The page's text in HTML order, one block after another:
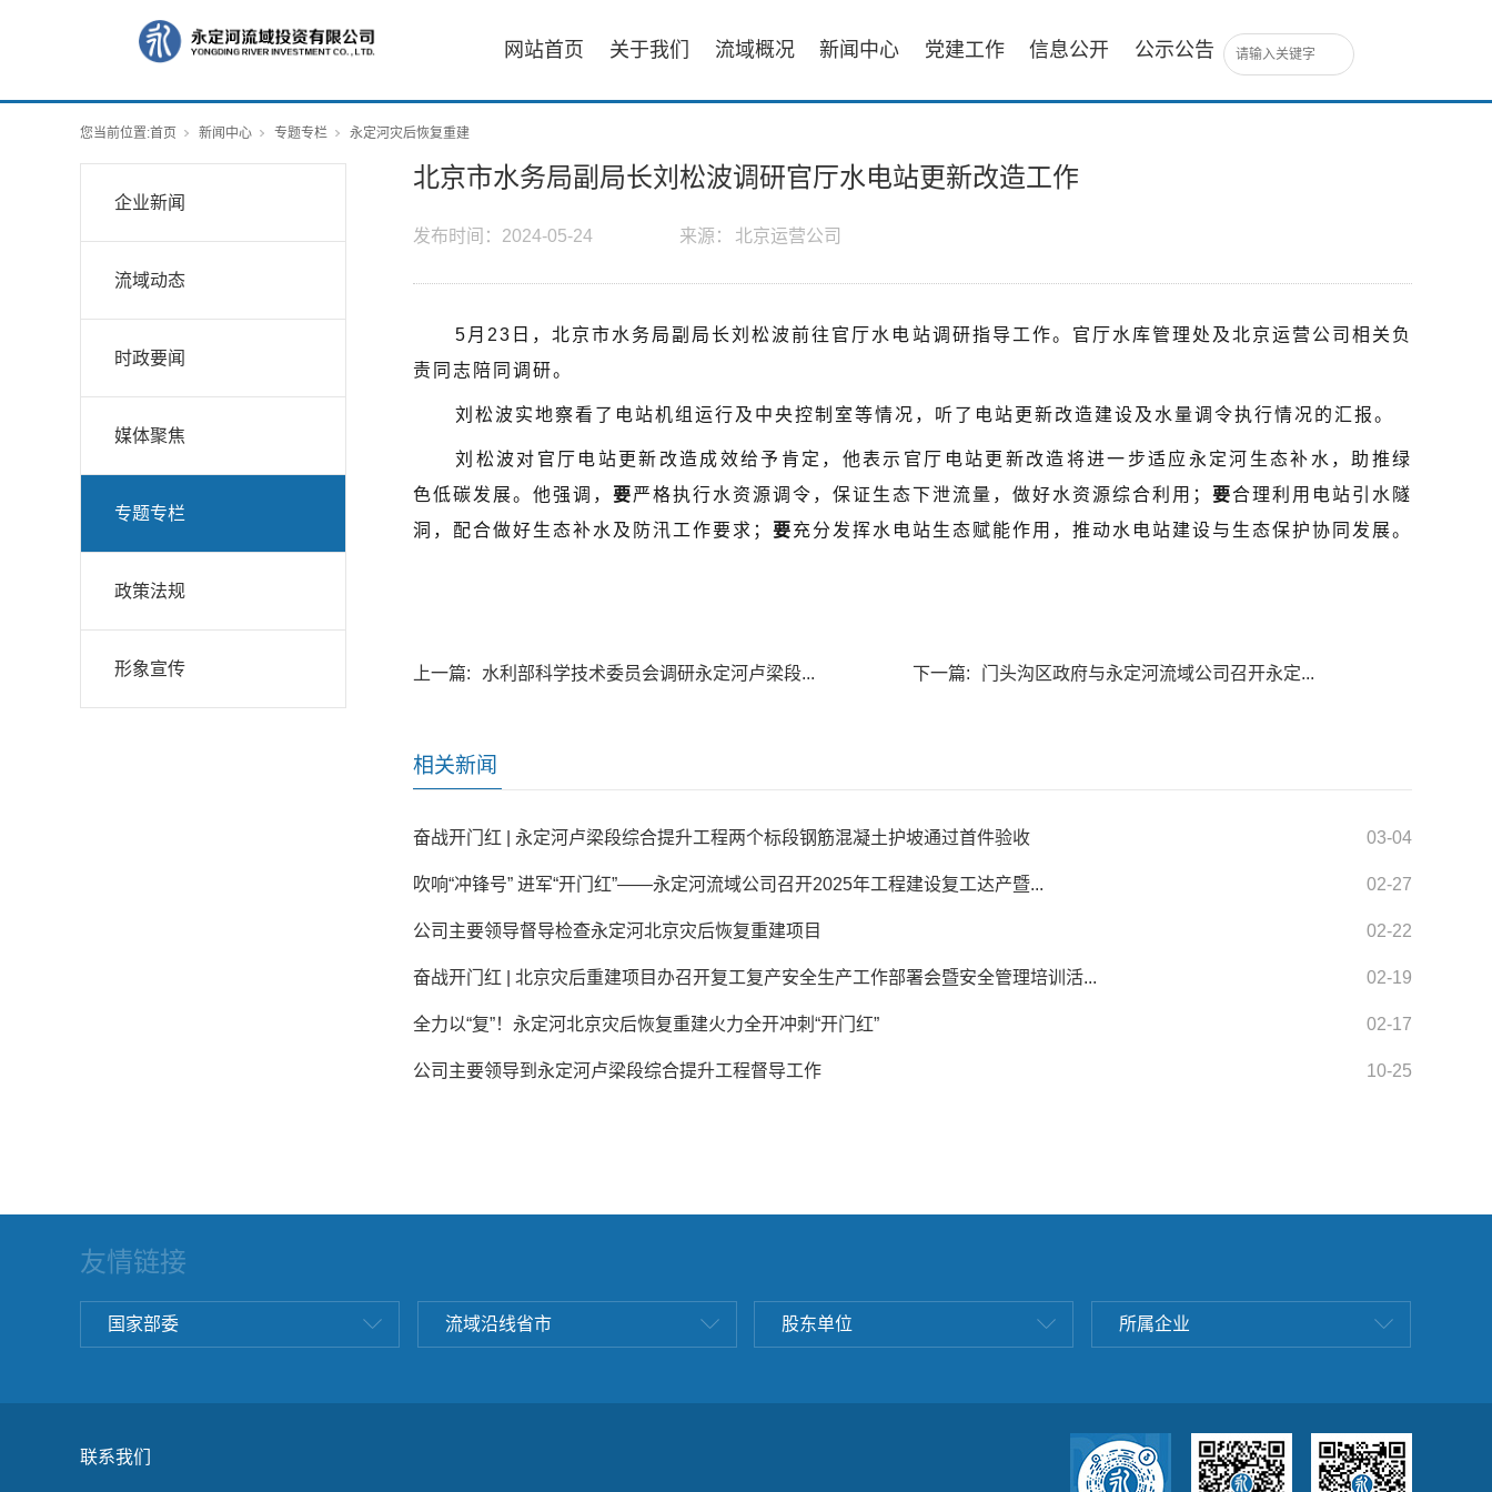
网站首页 关于我们 流域概况 新闻中心 党建工作 信息公开 公示公告
您当前位置:首页 新闻中心 专题专栏 永定河灾后恢复重建
企业新闻
流域动态
时政要闻
媒体聚焦
专题专栏
政策法规
形象宣传
北京市水务局副局长刘松波调研官厅水电站更新改造工作
发布时间： 2024-05-24 来源： 北京运营公司
5月23日，北京市水务局副局长刘松波前往官厅水电站调研指导工作。官厅水库管理处及北京运营公司相关负
责同志陪同调研。
刘松波实地察看了电站机组运行及中央控制室等情况，听了电站更新改造建设及水量调令执行情况的汇报。
刘松波对官厅电站更新改造成效给予肯定，他表示官厅电站更新改造将进一步适应永定河生态补水，助推绿
色低碳发展。他强调， 要严格执行水资源调令，保证生态下泄流量，做好水资源综合利用； 要合理利用电站引水隧
洞，配合做好生态补水及防汛工作要求； 要充分发挥水电站生态赋能作用，推动水电站建设与生态保护协同发展。
上一篇: 水利部科学技术委员会调研永定河卢梁段... 下一篇: 门头沟区政府与永定河流域公司召开永定...
相关新闻
奋战开门红 | 永定河卢梁段综合提升工程两个标段钢筋混凝土护坡通过首件验收 03-04
吹响“冲锋号” 进军“开门红”——永定河流域公司召开2025年工程建设复工达产暨... 02-27
公司主要领导督导检查永定河北京灾后恢复重建项目 02-22
奋战开门红 | 北京灾后重建项目办召开复工复产安全生产工作部署会暨安全管理培训活... 02-19
全力以“复”！永定河北京灾后恢复重建火力全开冲刺“开门红” 02-17
公司主要领导到永定河卢梁段综合提升工程督导工作 10-25
友情链接
国家部委 流域沿线省市 股东单位 所属企业
联系我们